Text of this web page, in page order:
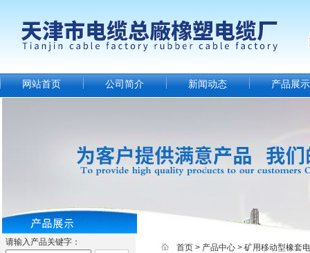
网站首页 公司简介 新闻动态 产品展示
请输入产品关键字：
首页 > 产品中心 > 矿用移动型橡套